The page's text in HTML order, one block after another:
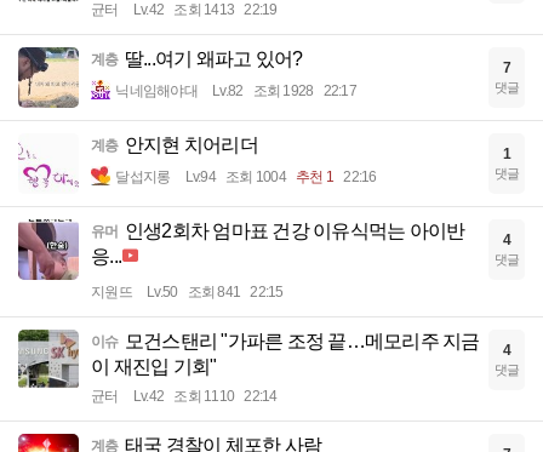
균터 Lv.42 조회 1413 22:19
계층 딸...여기 왜파고 있어?
닉네임해야대 Lv.82 조회 1928 22:17
7
댓글
계층 안지현 치어리더
달섭지롱 Lv.94 조회 1004 추천 1 22:16
1
댓글
유머 인생2회차 엄마표 건강 이유식먹는 아이반
응...
지원뜨 Lv.50 조회 841 22:15
4
댓글
이슈
모건스탠리 "가파른 조정 끝…메모리주 지금
이 재진입 기회"
균터 Lv.42 조회 1110 22:14
4
댓글
계층 태국 경찰이 체포한 사람